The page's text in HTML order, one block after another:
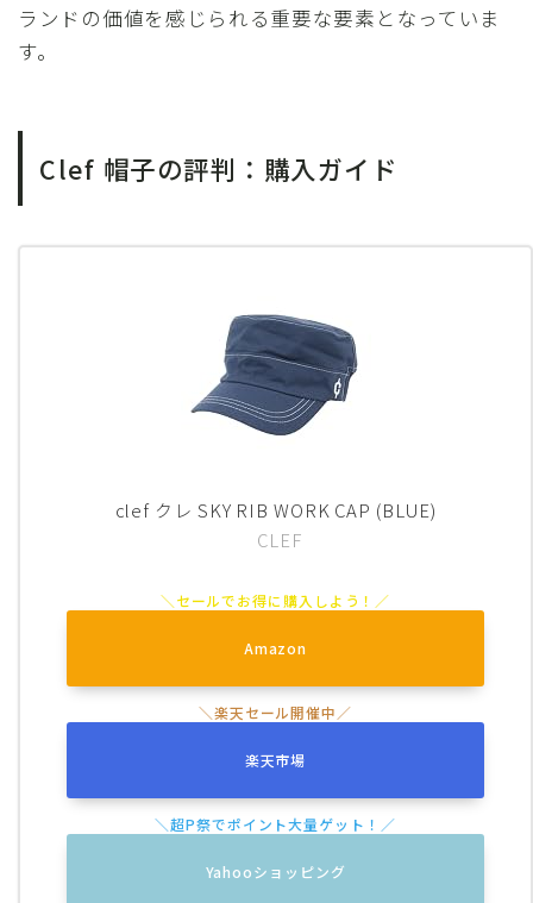
ランドの価値を感じられる重要な要素となっていま
す。
Clef 帽子の評判：購入ガイド
clef クレ SKY RIB WORK CAP (BLUE)
CLEF
Amazon
楽天市場
Yahooショッピング